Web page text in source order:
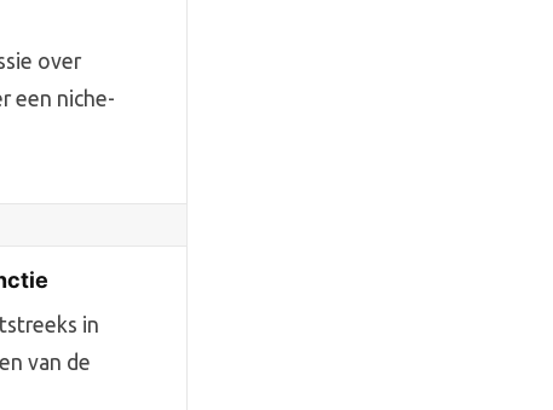
over
een niche-
in
van de